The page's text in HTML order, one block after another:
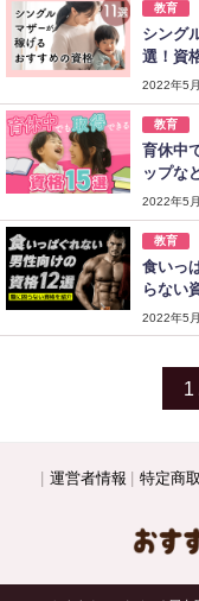
教育
シング
選！資
2022年5
教育
育休中
ップな
2022年5
教育
食いっ
らない
2022年5
1
運営者情報 特定商